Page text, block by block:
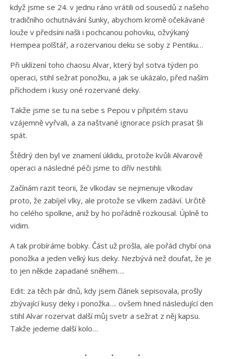
když jsme se 24. v jednu ráno vrátili od sousedů z našeho
tradičního ochutnávání šunky, abychom kromě očekávané
louže v předsíni našli i pochcanou pohovku, ožvýkaný
Hempea polštář, a rozervanou deku se soby z Pentiku…
Při uklízení toho chaosu Alvar, který byl sotva týden po
operaci, stihl sežrat ponožku, a jak se ukázalo, před naším
příchodem i kusy oné rozervané deky.
Takže jsme se tu na sebe s Pepou v připitém stavu
vzájemně vyřvali, a za naštvané ignorace psích prasat šli
spát.
Štědrý den byl ve znamení úklidu, protože kvůli Alvarově
operaci a následné péči jsme to dřív nestihli.
Začínám razit teorii, že vlkodav se nejmenuje vlkodav
proto, že zabíjel vlky, ale protože se vlkem zadáví. Určitě
ho celého spolkne, aniž by ho pořádně rozkousal. Úplně to
vidim.
A tak probíráme bobky. Část už prošla, ale pořád chybí ona
ponožka a jeden velký kus deky. Nezbývá než doufat, že je
to jen někde zapadané sněhem….
Edit: za těch pár dnů, kdy jsem článek sepisovala, prošly
zbývající kusy deky i ponožka…. ovšem hned následující den
stihl Alvar rozervat další můj svetr a sežrat z něj kapsu.
Takže jedeme další kolo…